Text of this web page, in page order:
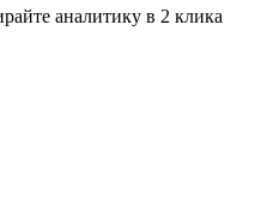
аналитику в 2 клика